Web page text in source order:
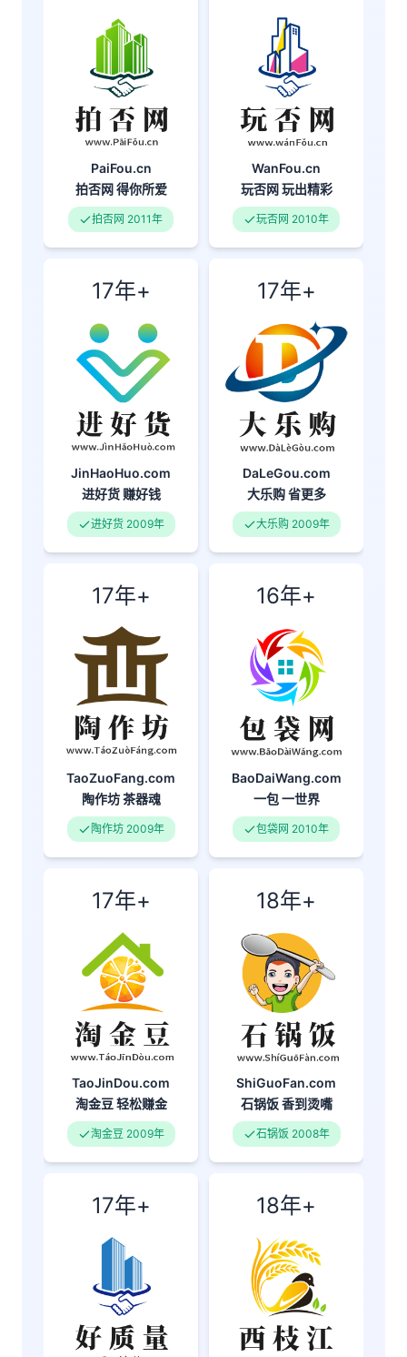
PaiFou.cn
拍否网得你所爱
拍否网 2011年
WanFou.cn
玩否网玩出精彩
玩否网 2010年
17年+
JinHaoHuo.com
进好货赚好钱
进好货 2009年
17年+
DaLeGou.com
大乐购省更多
大乐购 2009年
17年+
TaoZuoFang.com
陶作坊茶器魂
陶作坊 2009年
16年+
BaoDaiWang.com
一包一世界
包袋网 2010年
17年+
TaoJinDou.com
淘金豆轻松赚金
淘金豆 2009年
18年+
ShiGuoFan.com
石锅饭香到烫嘴
石锅饭 2008年
17年+ 18年+